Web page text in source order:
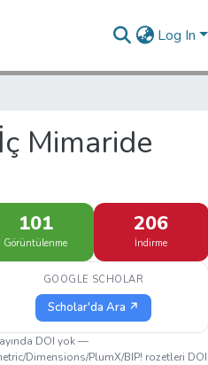
Log In
Mimaride
101
Görüntülenme
206
İndirme
GOOGLE SCHOLAR
Scholar'da Ara ↗
DOI yok —
Dimensions/PlumX/BIP! rozetleri DOI